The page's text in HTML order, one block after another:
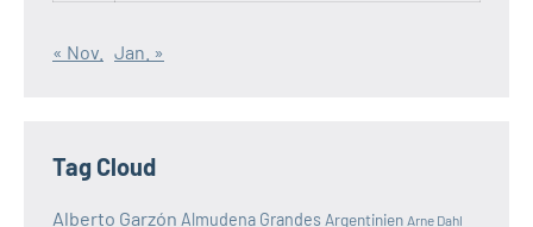
« Nov. Jan. »
Tag Cloud
Alberto Garzón Almudena Grandes Argentinien Arne Dahl